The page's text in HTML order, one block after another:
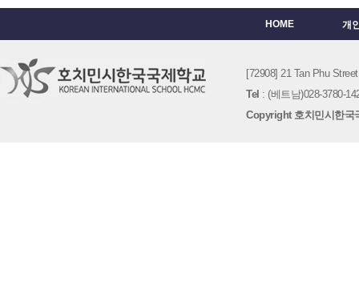
HOME 개
[72908] 21 Tan Phu
Tel : (베트남)028-3780-
Copyright 호치민시한국